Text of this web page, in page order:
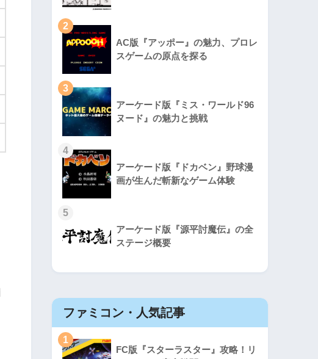
2
AC版『アッポー』の魅力、プロレ
スゲームの原点を探る
3
アーケード版『ミス・ワールド96
ヌード』の魅力と挑戦
4
アーケード版『ドカベン』野球漫
画が生んだ斬新なゲーム体験
5
アーケード版『源平討魔伝』の全
ステージ概要
ファミコン・人気記事
1
FC版『スターラスター』攻略！リ